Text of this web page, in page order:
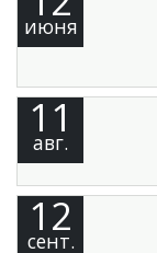
июня
11
авг.
12
сент.